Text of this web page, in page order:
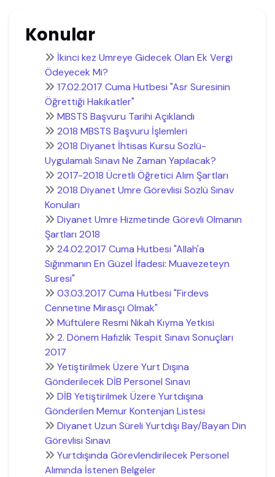
Konular
İkinci kez Umreye Gidecek Olan Ek Vergi
Ödeyecek Mi?
17.02.2017 Cuma Hutbesi "Asr Suresinin
Öğrettiği Hakikatler"
MBSTS Başvuru Tarihi Açıklandı
2018 MBSTS Başvuru İşlemleri
2018 Diyanet İhtisas Kursu Sözlü-
Uygulamalı Sınavı Ne Zaman Yapılacak?
2017-2018 Ücretli Öğretici Alım Şartları
2018 Diyanet Umre Görevlisi Sözlü Sınav
Konuları
Diyanet Umre Hizmetinde Görevli Olmanın
Şartları 2018
24.02.2017 Cuma Hutbesi "Allah'a
Sığınmanın En Güzel İfadesi: Muavezeteyn
Suresi"
03.03.2017 Cuma Hutbesi "Firdevs
Cennetine Mirasçı Olmak"
Müftülere Resmi Nikah Kıyma Yetkisi
2. Dönem Hafızlık Tespit Sınavı Sonuçları
2017
Yetiştirilmek Üzere Yurt Dışına
Gönderilecek DİB Personel Sınavı
DİB Yetiştirilmek Üzere Yurtdışına
Gönderilen Memur Kontenjan Listesi
Diyanet Uzun Süreli Yurtdışı Bay/Bayan Din
Görevlisi Sınavı
Yurtdışında Görevlendirilecek Personel
Alımında İstenen Belgeler